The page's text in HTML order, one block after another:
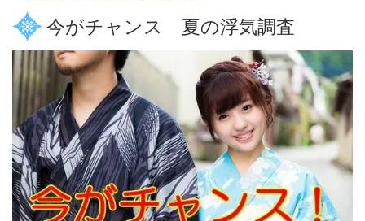
今がチャンス 夏の浮気調査